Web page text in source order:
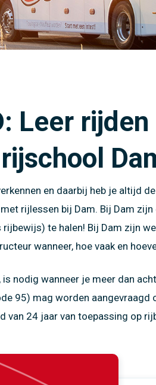
elektrische
tot 4250 kg
1
tot 4250 kg
minder dan 1 week!
Het
Vrachtwagen producten
Vrachtwagen met
Leer rijden
en daarbij heb je altijd
rijlessen bij Dam. Bij Dam
te halen! Bij Dam zijn
wanneer, hoe vaak en
nodig wanneer je meer dan
95) mag worden aangevraagd
24 jaar van toepassing op